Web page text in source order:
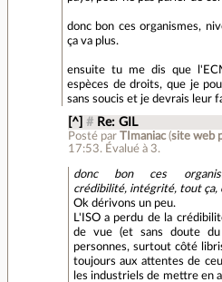
donc bon ces organismes,
ça va plus.
ensuite tu me dis que
espèces de droits, que je
sans soucis et je devrais leur
[^] # Re: GIL
Posté par TImaniac(site web
17:53. Évalué à 3.
donc bon ces
crédibilité, intégrité, tout ça,
Ok dérivons un peu.
L'ISO a perdu de la
de vue (et sans doute
personnes, surtout côté
toujours aux attentes de
les industriels de mettre en